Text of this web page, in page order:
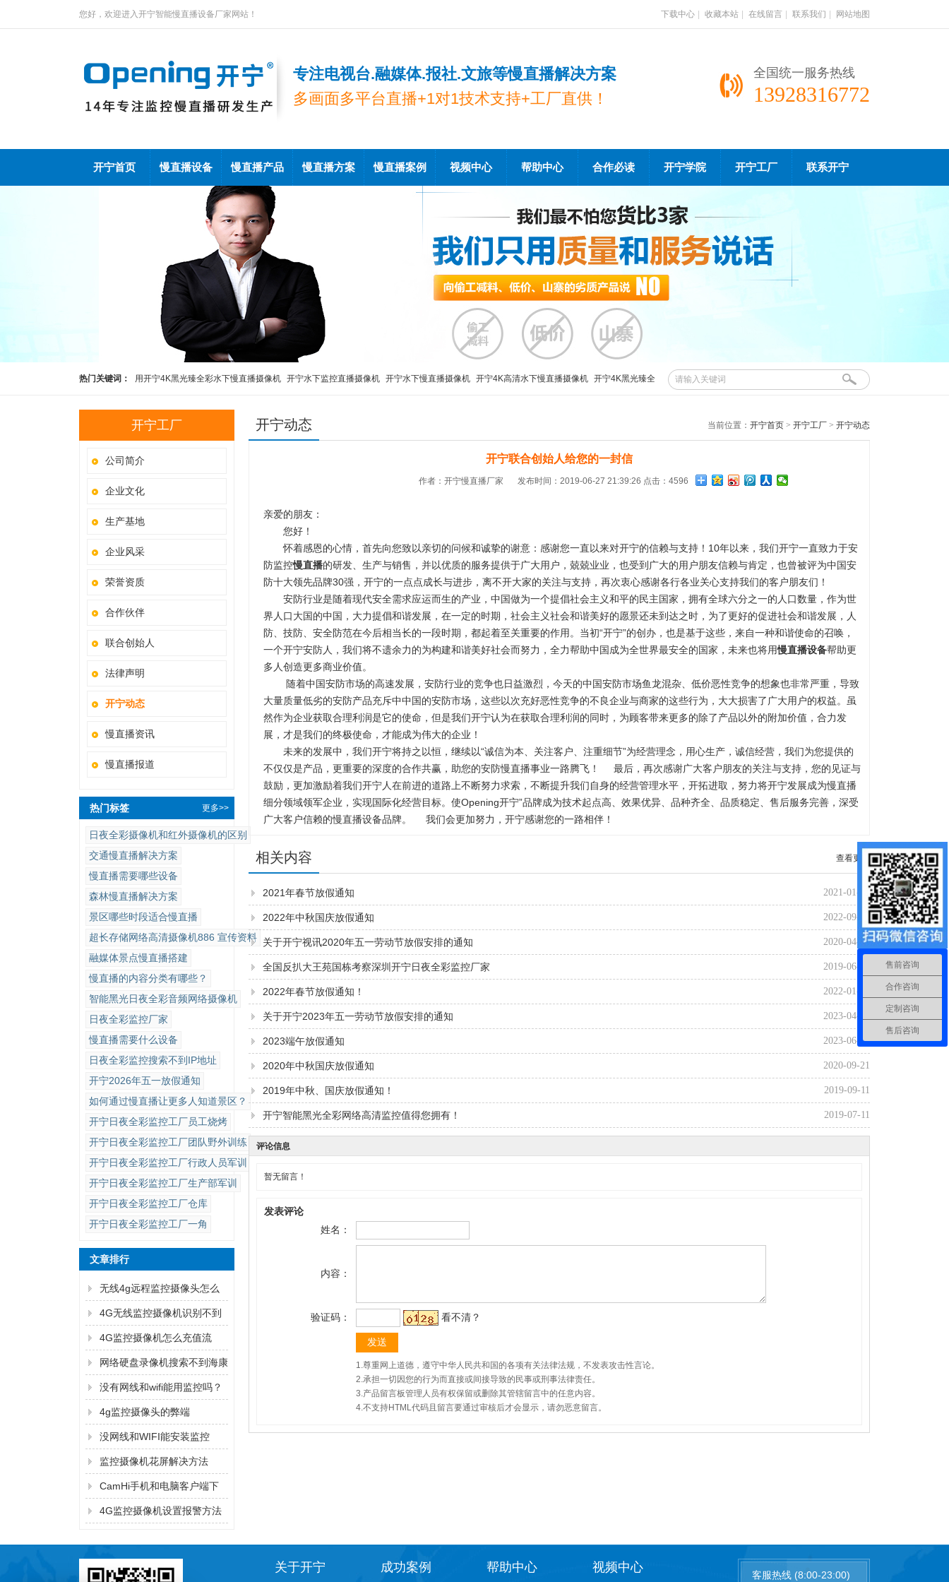
您好，欢迎进入开宁智能慢直播设备厂家网站！ 下载中心 收藏本站 在线留言 联系我们 网站地图
专注电视台.融媒体.报社.文旅等慢直播解决方案
多画面多平台直播+1对1技术支持+工厂直供！
全国统一服务热线
13928316772
开宁首页 慢直播设备 慢直播产品 慢直播方案 慢直播案例 视频中心 帮助中心 合作必读 开宁学院 开宁工厂 联系开宁
热门关键词： 用开宁4K黑光臻全彩水下慢直播摄像机 开宁水下监控直播摄像机 开宁水下慢直播摄像机 开宁4K高清水下慢直播摄像机 开宁4K黑光臻全
彩高清水下慢直播摄像机 开宁4K黑光全彩慢直播智能球机
5G4K800万红外慢直播智能高清布控球 科研观察直播设备
开宁工厂
公司简介
企业文化
生产基地
企业风采
荣誉资质
合作伙伴
联合创始人
法律声明
开宁动态
慢直播资讯
慢直播报道
热门标签 更多>>
日夜全彩摄像机和红外摄像机的区别
交通慢直播解决方案
慢直播需要哪些设备
森林慢直播解决方案
景区哪些时段适合慢直播
超长存储网络高清摄像机886 宣传资料
融媒体景点慢直播搭建
慢直播的内容分类有哪些？
智能黑光日夜全彩音频网络摄像机
日夜全彩​监控厂家
慢直播需要什么设备
日夜全彩监控搜索不到IP地址
开宁2026年五一放假通知
如何通过慢直播让更多人知道景区？
开宁日夜全彩监控工厂员工烧烤
开宁日夜全彩监控工厂团队野外训练
开宁日夜全彩监控工厂行政人员军训
开宁日夜全彩监控工厂生产部军训
开宁日夜全彩监控工厂仓库
开宁日夜全彩监控工厂一角
文章排行
无线4g远程监控摄像头怎么
连手机
4G无线监控摄像机识别不到
内存卡怎么解决？
4G监控摄像机怎么充值流
量？
网络硬盘录像机搜索不到海康
监控摄像机的IP地址的解决方
法
没有网线和wifi能用监控吗？
4g监控摄像头的弊端
没网线和WIFI能安装监控
吗？
监控摄像机花屏解决方法
CamHi手机和电脑客户端下
载方法
4G监控摄像机设置报警方法
开宁动态 当前位置： 开宁首页 > 开宁工厂 > 开宁动态
开宁联合创始人给您的一封信
作者：开宁慢直播厂家 发布时间：2019-06-27 21:39:26 点击：4596
亲爱的朋友：
您好！
怀着感恩的心情，首先向您致以亲切的问候和诚挚的谢意：感谢您一直以来对开宁的信赖与支持！10年以来，我们开宁一直致力于安
防监控慢直播的研发、生产与销售，并以优质的服务提供于广大用户，兢兢业业，也受到广大的用户朋友信赖与肯定，也曾被评为中国安
防十大领先品牌30强，开宁的一点点成长与进步，离不开大家的关注与支持，再次衷心感谢各行各业关心支持我们的客户朋友们！
安防行业是随着现代安全需求应运而生的产业，中国做为一个提倡社会主义和平的民主国家，拥有全球六分之一的人口数量，作为世
界人口大国的中国，大力提倡和谐发展，在一定的时期，社会主义社会和谐美好的愿景还未到达之时，为了更好的促进社会和谐发展，人
防、技防、安全防范在今后相当长的一段时期，都起着至关重要的作用。当初“开宁”的创办，也是基于这些，来自一种和谐使命的召唤，
一个开宁安防人，我们将不遗余力的为构建和谐美好社会而努力，全力帮助中国成为全世界最安全的国家，未来也将用慢直播设备帮助更
多人创造更多商业价值。
随着中国安防市场的高速发展，安防行业的竞争也日益激烈，今天的中国安防市场鱼龙混杂、低价恶性竞争的想象也非常严重，导致
大量质量低劣的安防产品充斥中中国的安防市场，这些以次充好恶性竞争的不良企业与商家的这些行为，大大损害了广大用户的权益。虽
然作为企业获取合理利润是它的使命，但是我们开宁认为在获取合理利润的同时，为顾客带来更多的除了产品以外的附加价值，合力发
展，才是我们的终极使命，才能成为伟大的企业！
未来的发展中，我们开宁将持之以恒，继续以“诚信为本、关注客户、注重细节”为经营理念，用心生产，诚信经营，我们为您提供的
不仅仅是产品，更重要的深度的合作共赢，助您的安防慢直播事业一路腾飞！ 最后，再次感谢广大客户朋友的关注与支持，您的见证与
鼓励，更加激励着我们开宁人在前进的道路上不断努力求索，不断提升我们自身的经营管理水平，开拓进取，努力将开宁发展成为慢直播
细分领域领军企业，实现国际化经营目标。使Opening开宁”品牌成为技术起点高、效果优异、品种齐全、品质稳定、售后服务完善，深受
广大客户信赖的慢直播设备品牌。 我们会更加努力，开宁感谢您的一路相伴！
相关内容 查看更多
2021-01-13
2021年春节放假通知
2022-09-08
2022年中秋国庆放假通知
2020-04-27
关于开宁视讯2020年五一劳动节放假安排的通知
2019-06-27
全国反扒大王苑国栋考察深圳开宁日夜全彩监控厂家
2022-01-10
2022年春节放假通知！
2023-04-21
关于开宁2023年五一劳动节放假安排的通知
2023-06-20
2023端午放假通知
2020-09-21
2020年中秋国庆放假通知
2019-09-11
2019年中秋、国庆放假通知！
2019-07-11
开宁智能黑光全彩网络高清监控值得您拥有！
评论信息
暂无留言！
发表评论
姓名：
内容：
验证码： 看不清？
1.尊重网上道德，遵守中华人民共和国的各项有关法律法规，不发表攻击性言论。
2.承担一切因您的行为而直接或间接导致的民事或刑事法律责任。
3.产品留言板管理人员有权保留或删除其管辖留言中的任意内容。
4.不支持HTML代码且留言要通过审核后才会显示，请勿恶意留言。
关于开宁 成功案例 帮助中心 视频中心
客服热线 (8:00-23:00)
售前咨询
合作咨询
定制咨询
售后咨询